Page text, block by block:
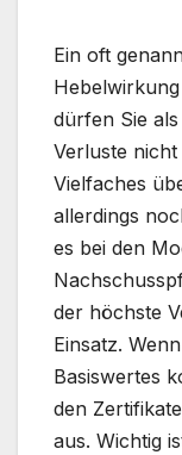
Ein oft
dürfen Sie
Verluste
Vielfaches
allerdings
es bei den
der höchste
Einsatz.
Basiswertes
den
aus. Wichtig